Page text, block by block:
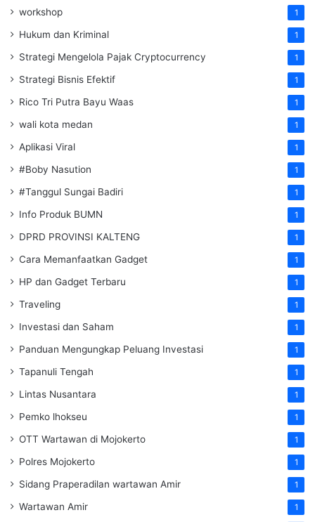
workshop 1
Hukum dan Kriminal 1
Strategi Mengelola Pajak Cryptocurrency 1
Strategi Bisnis Efektif 1
Rico Tri Putra Bayu Waas 1
wali kota medan 1
Aplikasi Viral 1
#Boby Nasution 1
#Tanggul Sungai Badiri 1
Info Produk BUMN 1
DPRD PROVINSI KALTENG 1
Cara Memanfaatkan Gadget 1
HP dan Gadget Terbaru 1
Traveling 1
Investasi dan Saham 1
Panduan Mengungkap Peluang Investasi 1
Tapanuli Tengah 1
Lintas Nusantara 1
Pemko lhokseu 1
OTT Wartawan di Mojokerto 1
Polres Mojokerto 1
Sidang Praperadilan wartawan Amir 1
Wartawan Amir 1